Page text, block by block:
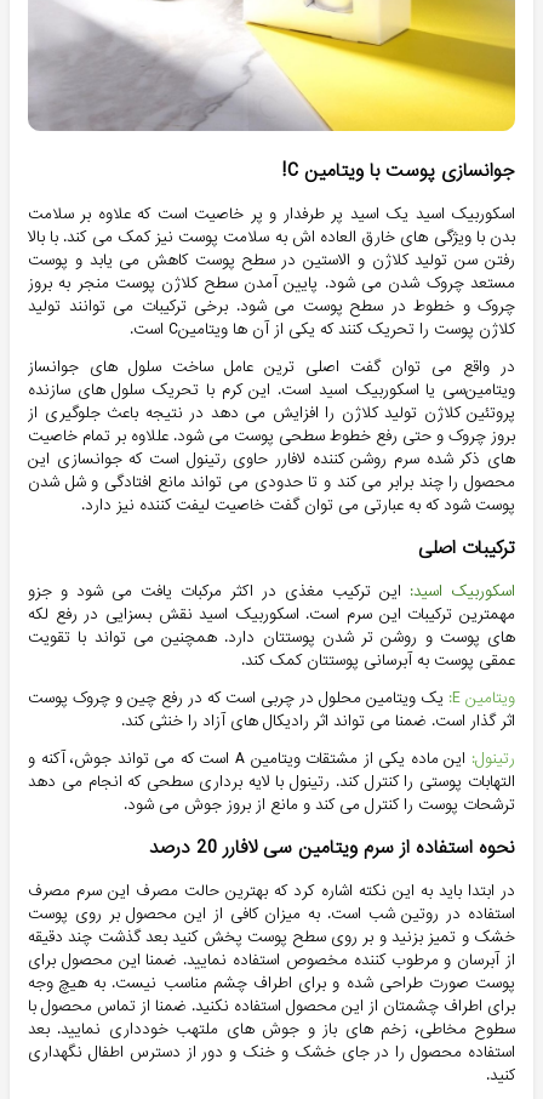
جوانسازی پوست با ویتامین C!
اسکوربیک اسید یک اسید پر طرفدار و پر خاصیت است که علاوه بر سلامت
بدن با ویژگی های خارق العاده اش به سلامت پوست نیز کمک می کند. با بالا
رفتن سن تولید کلاژن و الاستین در سطح پوست کاهش می یابد و پوست
مستعد چروک شدن می شود. پایین آمدن سطح کلاژن پوست منجر به بروز
چروک و خطوط در سطح پوست می شود. برخی ترکیبات می توانند تولید
کلاژن پوست را تحریک کنند که یکی از آن ها ویتامینC است.
در واقع می توان گفت اصلی ترین عامل ساخت سلول های جوانساز
ویتامین‌سی یا اسکوربیک اسید است. این کرم با تحریک سلول های سازنده
پروتئین کلاژن تولید کلاژن را افزایش می دهد در نتیجه باعث جلوگیری از
بروز چروک و حتی رفع خطوط سطحی پوست می شود. عللاوه بر تمام خاصیت
های ذکر شده سرم روشن کننده لافارر حاوی رتینول است که جوانسازی این
محصول را چند برابر می کند و تا حدودی می تواند مانع افتادگی و شل شدن
پوست شود که به عبارتی می توان گفت خاصیت لیفت کننده نیز دارد.
ترکیبات اصلی
اسکوربیک اسید: این ترکیب مغذی در اکثر مرکبات یافت می شود و جزو
مهمترین ترکیبات این سرم است. اسکوربیک اسید نقش بسزایی در رفع لکه
های پوست و روشن تر شدن پوستتان دارد. همچنین می تواند با تقویت
عمقی پوست به آبرسانی پوستتان کمک کند.
ویتامین E:
یک ویتامین محلول در چربی است که در رفع چین و چروک پوست
اثر گذار است. ضمنا می تواند اثر رادیکال های آزاد را خنثی کند.
رتینول:
این ماده یکی از مشتقات ویتامین A است که می تواند جوش، آکنه و
التهابات پوستی را کنترل کند. رتینول با لایه برداری سطحی که انجام می دهد
ترشحات پوست را کنترل می کند و مانع از بروز جوش می شود.
نحوه استفاده از سرم ویتامین سی لافارر 20 درصد
در ابتدا باید به این نکته اشاره کرد که بهترین حالت مصرف این سرم مصرف
استفاده در روتین شب است. به میزان کافی از این محصول بر روی پوست
خشک و تمیز بزنید و بر روی سطح پوست پخش کنید بعد گذشت چند دقیقه
از آبرسان و مرطوب کننده مخصوص استفاده نمایید. ضمنا این محصول برای
پوست صورت طراحی شده و برای اطراف چشم مناسب نیست. به هیچ وجه
برای اطراف چشمتان از این محصول استفاده نکنید. ضمنا از تماس محصول با
سطوح مخاطی، زخم های باز و جوش های ملتهب خودداری نمایید. بعد
استفاده محصول را در جای خشک و خنک و دور از دسترس اطفال نگهداری
کنید.